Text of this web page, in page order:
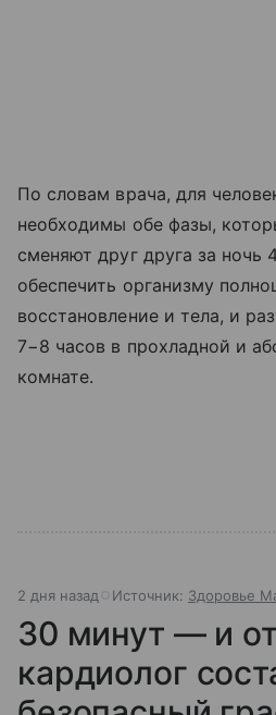
По словам врача, для
необходимы обе фазы,
сменяют друг друга за ночь
обеспечить организму
восстановление и тела, и
7−8 часов в прохладной и
комнате.
2 дня назад Источник: Здоровье
30 минут — и
кардиолог